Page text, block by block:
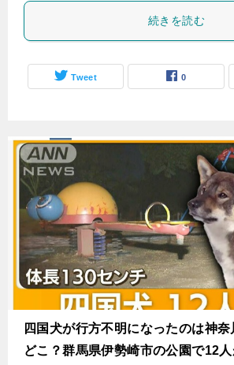
続きを読む
Tweet 0
四国犬が行方不明になったのは神
どこ？群馬県伊勢崎市の公園で12